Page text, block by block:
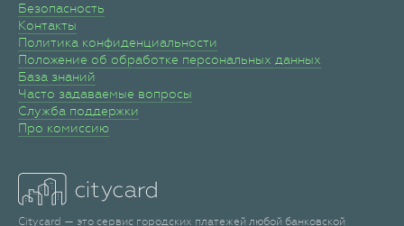
Безопасность
Контакты
Политика конфиденциальности
Положение об обработке персональных данных
База знаний
Часто задаваемые вопросы
Служба поддержки
Про комиссию
Citycard — это сервис городских платежей любой банковской